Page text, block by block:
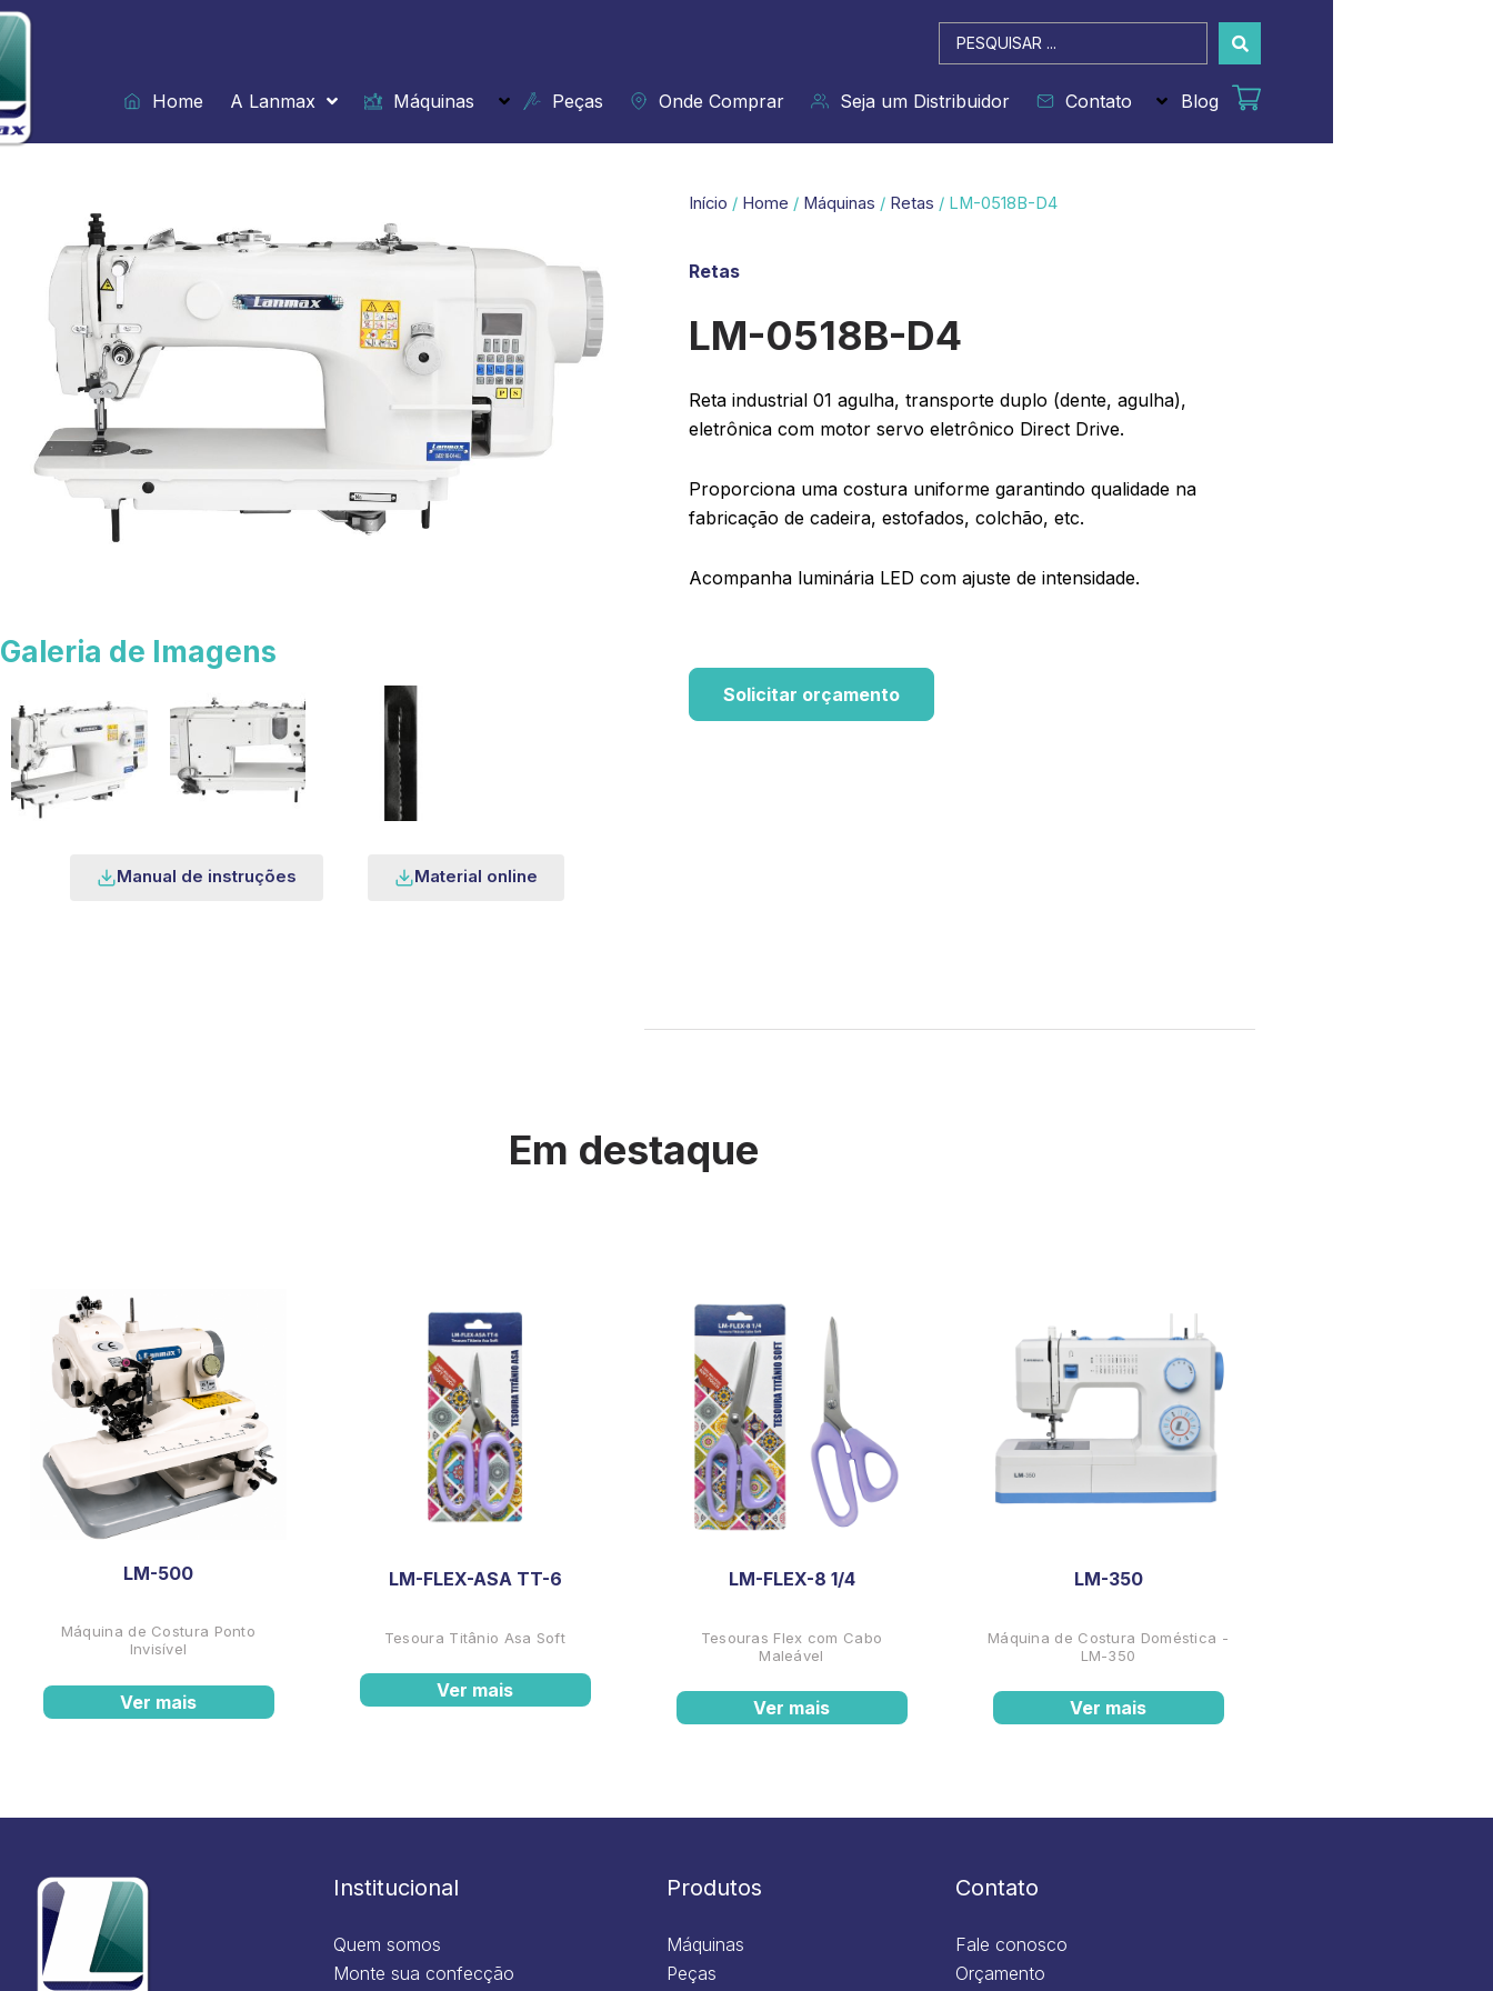
Ir
para
o
conteúdo
Pesquisar
...
Home
A Lanmax Máquinas Peças Onde Comprar Seja um Distribuidor Contato Blog
Galeria de Imagens
Manual de instruções Material online
Início / Home / Máquinas / Retas / LM-0518B-D4
Retas
LM-0518B-D4
Reta industrial 01 agulha, transporte duplo (dente, agulha),
eletrônica com motor servo eletrônico Direct Drive.
Proporciona uma costura uniforme garantindo qualidade na
fabricação de cadeira, estofados, colchão, etc.
Acompanha luminária LED com ajuste de intensidade.
Solicitar orçamento
Em destaque
LM-500
Máquina de Costura Ponto
Invisível
Ver mais
LM-FLEX-ASA TT-6
Tesoura Titânio Asa Soft
Ver mais
LM-FLEX-8 1/4
Tesouras Flex com Cabo
Maleável
Ver mais
LM-350
Máquina de Costura Doméstica -
LM-350
Ver mais
Institucional
Quem somos
Monte sua confecção
Produtos
Máquinas
Peças
Contato
Fale conosco
Orçamento